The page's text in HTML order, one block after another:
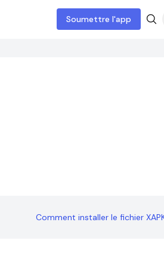
Soumettre l'app
Comment installer le fichier